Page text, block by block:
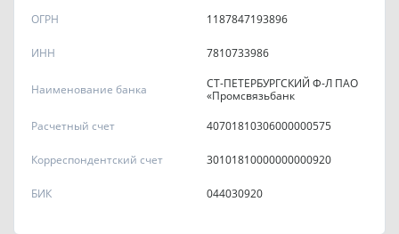
ОГРН 1187847193896
ИНН 7810733986
Наименование банка
СТ-ПЕТЕРБУРГСКИЙ Ф-Л ПАО
«Промсвязьбанк
Расчетный счет
40701810306000000575
Корреспондентский счет 30101810000000000920
БИК 044030920